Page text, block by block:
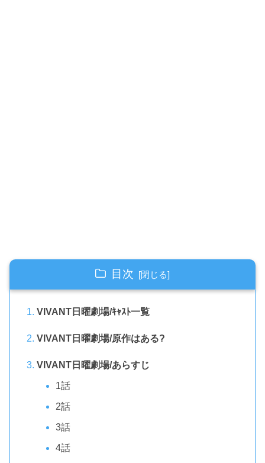
目次
VIVANT日曜劇場/ｷｬｽﾄ一覧
VIVANT日曜劇場/原作はある?
VIVANT日曜劇場/あらすじ
1話
2話
3話
4話